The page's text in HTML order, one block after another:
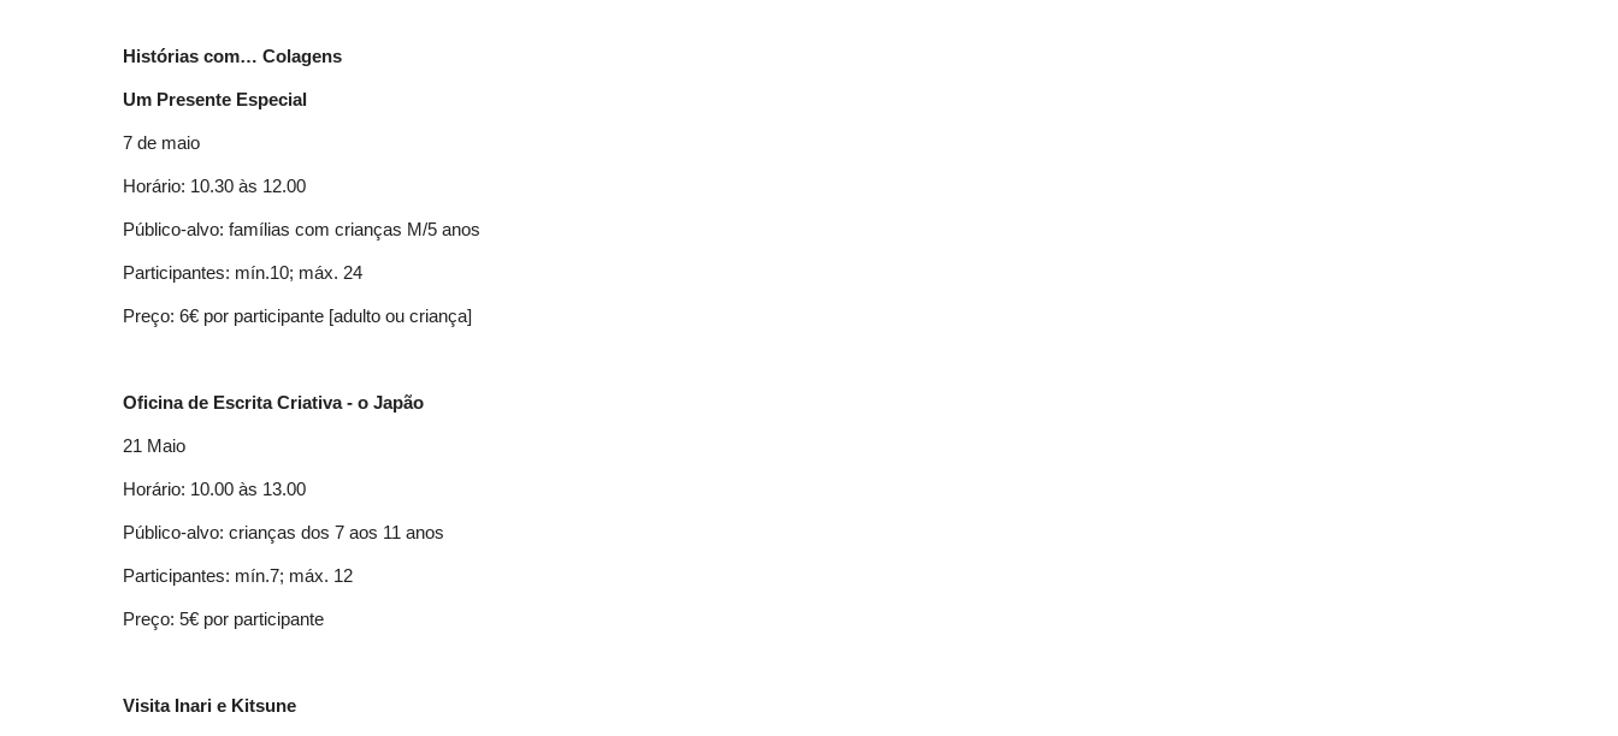
Histórias com… Colagens
Um Presente Especial
7 de maio
Horário: 10.30 às 12.00
Público-alvo: famílias com crianças M/5 anos
Participantes: mín.10; máx. 24
Preço: 6€ por participante [adulto ou criança]
Oficina de Escrita Criativa - o Japão
21 Maio
Horário: 10.00 às 13.00
Público-alvo: crianças dos 7 aos 11 anos
Participantes: mín.7; máx. 12
Preço: 5€ por participante
Visita Inari e Kitsune